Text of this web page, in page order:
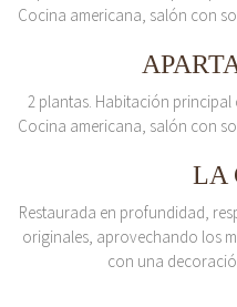
Cocina americana, salón con
2 plantas. Habitación principal
Cocina americana, salón con
LA
Restaurada en profundidad,
originales, aprovechando los
con una